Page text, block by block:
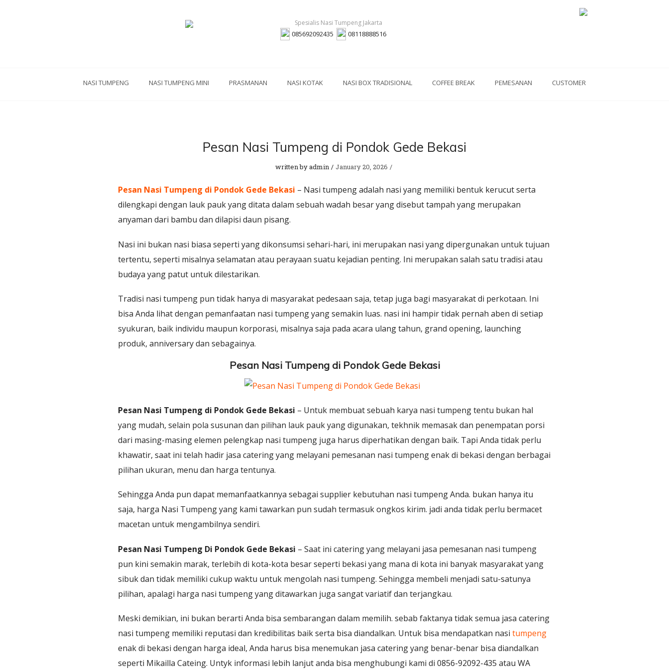
085692092435 08118888516
NASI TUMPENG NASI TUMPENG MINI PRASMANAN NASI KOTAK NASI BOX TRADISIONAL COFFEE BREAK PEMESANAN CUSTOMER
Pesan Nasi Tumpeng di Pondok Gede Bekasi
written byadmin January 20, 2026
Pesan Nasi Tumpeng di Pondok Gede Bekasi – Nasi tumpeng adalah nasi yang memiliki bentuk kerucut serta
dilengkapi dengan lauk pauk yang ditata dalam sebuah wadah besar yang disebut tampah yang merupakan
anyaman dari bambu dan dilapisi daun pisang.
Nasi ini bukan nasi biasa seperti yang dikonsumsi sehari-hari, ini merupakan nasi yang dipergunakan untuk tujuan
tertentu, seperti misalnya selamatan atau perayaan suatu kejadian penting. Ini merupakan salah satu tradisi atau
budaya yang patut untuk dilestarikan.
Tradisi nasi tumpeng pun tidak hanya di masyarakat pedesaan saja, tetap juga bagi masyarakat di perkotaan. Ini
bisa Anda lihat dengan pemanfaatan nasi tumpeng yang semakin luas. nasi ini hampir tidak pernah aben di setiap
syukuran, baik individu maupun korporasi, misalnya saja pada acara ulang tahun, grand opening, launching
produk, anniversary dan sebagainya.
Pesan Nasi Tumpeng di Pondok Gede Bekasi
Pesan Nasi Tumpeng di Pondok Gede Bekasi – Untuk membuat sebuah karya nasi tumpeng tentu bukan hal
yang mudah, selain pola susunan dan pilihan lauk pauk yang digunakan, tekhnik memasak dan penempatan porsi
dari masing-masing elemen pelengkap nasi tumpeng juga harus diperhatikan dengan baik. Tapi Anda tidak perlu
khawatir, saat ini telah hadir jasa catering yang melayani pemesanan nasi tumpeng enak di bekasi dengan berbagai
pilihan ukuran, menu dan harga tentunya.
Sehingga Anda pun dapat memanfaatkannya sebagai supplier kebutuhan nasi tumpeng Anda. bukan hanya itu
saja, harga Nasi Tumpeng yang kami tawarkan pun sudah termasuk ongkos kirim. jadi anda tidak perlu bermacet
macetan untuk mengambilnya sendiri.
Pesan Nasi Tumpeng Di Pondok Gede Bekasi – Saat ini catering yang melayani jasa pemesanan nasi tumpeng
pun kini semakin marak, terlebih di kota-kota besar seperti bekasi yang mana di kota ini banyak masyarakat yang
sibuk dan tidak memiliki cukup waktu untuk mengolah nasi tumpeng. Sehingga membeli menjadi satu-satunya
pilihan, apalagi harga nasi tumpeng yang ditawarkan juga sangat variatif dan terjangkau.
Meski demikian, ini bukan berarti Anda bisa sembarangan dalam memilih. sebab faktanya tidak semua jasa catering
nasi tumpeng memiliki reputasi dan kredibilitas baik serta bisa diandalkan. Untuk bisa mendapatkan nasi tumpeng
enak di bekasi dengan harga ideal, Anda harus bisa menemukan jasa catering yang benar-benar bisa diandalkan
seperti Mikailla Cateing. Untyk informasi lebih lanjut anda bisa menghubungi kami di 0856-92092-435 atau WA